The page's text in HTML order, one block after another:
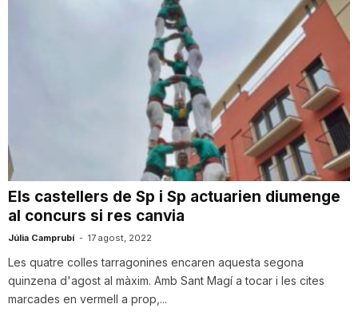
r
r
Els castellers de Sp i Sp actuarien diumenge
al concurs si res canvia
Júlia Camprubí - 17 agost, 2022
Les quatre colles tarragonines encaren aquesta segona
quinzena d'agost al màxim. Amb Sant Magí a tocar i les cites
marcades en vermell a prop,...